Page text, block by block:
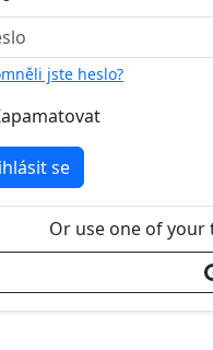
jste heslo?
se
Or use one of